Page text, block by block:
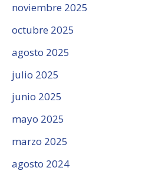
noviembre 2025
octubre 2025
agosto 2025
julio 2025
junio 2025
mayo 2025
marzo 2025
agosto 2024